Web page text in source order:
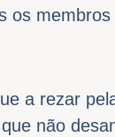
a rezar
não